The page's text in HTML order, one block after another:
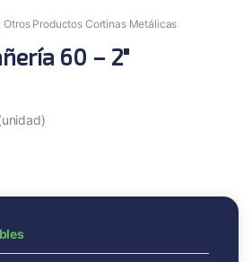
Otros Productos Cortinas Metálicas
60 – 2″